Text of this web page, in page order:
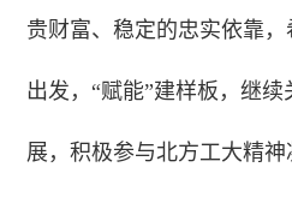
贵财富、稳定的忠实依靠
出发，“赋能”建样板，继
展，积极参与北方工大精